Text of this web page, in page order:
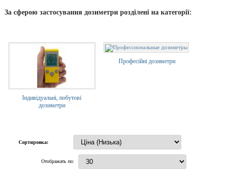
За сферою застосування дозиметри розділені на категорії:
Індивідуальні, побутові
дозиметри
Професійні дозиметри
Сортировка:
Отображать по: